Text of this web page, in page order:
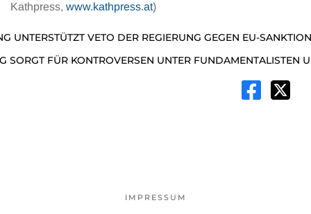
Kathpress, www.kathpress.at)
UNTERSTÜTZT VETO DER REGIERUNG GEGEN EU-
SORGT FÜR KONTROVERSEN UNTER FUNDAMENTALISTEN
IMPRESSUM